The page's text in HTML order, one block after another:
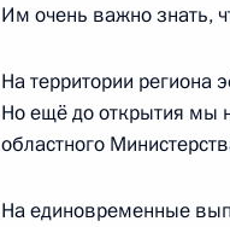
Расширен перечень
других органов и
29 мая 2024 года, 15:00
Им очень важно знать,
На территории региона
Но ещё до открытия мы
областного
На единовременные